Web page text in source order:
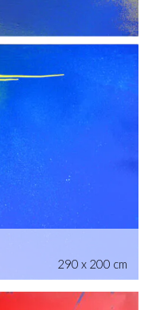
290 x 200 cm